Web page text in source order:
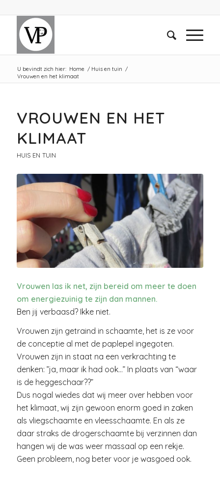
U bevindt zich hier: Home / Huis en tuin /
Vrouwen en het klimaat
VROUWEN EN HET
KLIMAAT
HUIS EN TUIN
Vrouwen las ik net, zijn bereid om meer te doen
om energiezuinig te zijn dan mannen.
Ben jij verbaasd? Ikke niet.
Vrouwen zijn getraind in schaamte, het is ze voor
de conceptie al met de paplepel ingegoten.
Vrouwen zijn in staat na een verkrachting te
denken: ”ja, maar ik had ook…” In plaats van “waar
is de heggeschaar??”
Dus nogal wiedes dat wij meer over hebben voor
het klimaat, wij zijn gewoon enorm goed in zaken
als vliegschaamte en vleesschaamte. En als ze
daar straks de drogerschaamte bij verzinnen dan
hangen wij de was weer massaal op een rekje.
Geen probleem, nog beter voor je wasgoed ook.